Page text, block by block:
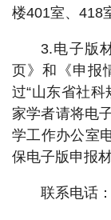
楼401室、418
3.电子版
页》和《申报
过“山东省社
家学者请将电
学工作办公室
保电子版申报
联系电话